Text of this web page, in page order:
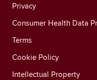
Privacy
Consumer Health Data
Terms
Cookie Policy
Intellectual Property